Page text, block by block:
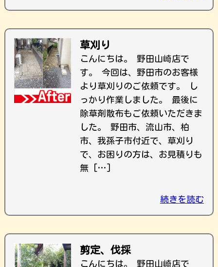
草刈り
こんにちは。 野田山崎店で
す。 今回は、野田市のお客様
より草刈りのご依頼です。 し
っかり作業しました。 最後に
除草剤散布もご依頼いただきま
した。 野田市、流山市、柏
市、我孫子市付近で、草刈り
で、お困りの方は、お見積りも
無 […]
続きを読む
剪定、伐採
こんにちは。 野田山崎店で